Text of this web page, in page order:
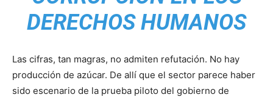
DERECHOS HUMANOS
Las cifras, tan magras, no admiten refutación. No hay
producción de azúcar. De allí que el sector parece haber
sido escenario de la prueba piloto del gobierno de